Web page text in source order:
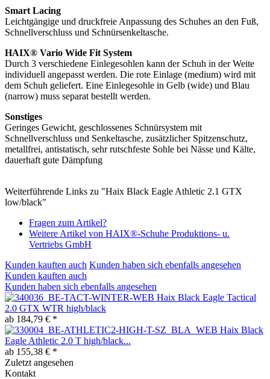
Smart Lacing
Leichtgängige und druckfreie Anpassung des Schuhes an den Fuß,
Schnellverschluss und Schnürsenkeltasche.
HAIX® Vario Wide Fit System
Durch 3 verschiedene Einlegesohlen kann der Schuh in der Weite
individuell angepasst werden. Die rote Einlage (medium) wird mit
dem Schuh geliefert. Eine Einlegesohle in Gelb (wide) und Blau
(narrow) muss separat bestellt werden.
Sonstiges
Geringes Gewicht, geschlossenes Schnürsystem mit
Schnellverschluss und Senkeltasche, zusätzlicher Spitzenschutz,
metallfrei, antistatisch, sehr rutschfeste Sohle bei Nässe und Kälte,
dauerhaft gute Dämpfung
Weiterführende Links zu "Haix Black Eagle Athletic 2.1 GTX
low/black"
Fragen zum Artikel?
Weitere Artikel von HAIX®-Schuhe Produktions- u.
Vertriebs GmbH
Kunden kauften auch Kunden haben sich ebenfalls angesehen
Kunden kauften auch
Kunden haben sich ebenfalls angesehen
Haix Black Eagle Tactical
2.0 GTX WTR high/black
ab 184,79 € *
Haix Black
Eagle Athletic 2.0 T high/black...
ab 155,38 € *
Zuletzt angesehen
Kontakt